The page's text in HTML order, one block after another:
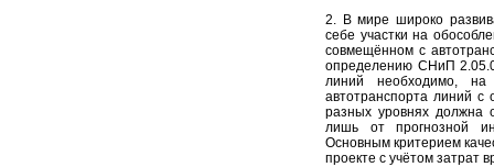
2. В мире широко
себе участки на
совмещённом с
определению СНиП
линий необходимо, на
автотранспорта линий с
разных уровнях должна
лишь от прогнозной
Основным критерием
проекте с учётом затрат